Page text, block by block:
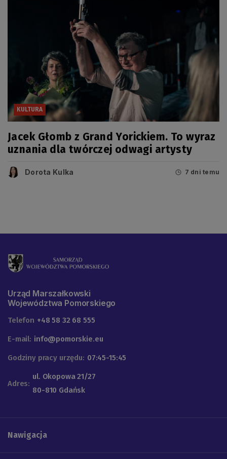
KULTURA
Jacek Głomb z Grand Yorickiem. To wyraz
uznania dla twórczej odwagi artysty
Dorota Kulka 7 dni temu
Urząd Marszałkowski
Województwa Pomorskiego
Telefon +48 58 32 68 555
E-mail: info@pomorskie.eu
Godziny pracy urzędu: 07:45-15:45
Adres:
ul. Okopowa 21/27
80-810 Gdańsk
Nawigacja